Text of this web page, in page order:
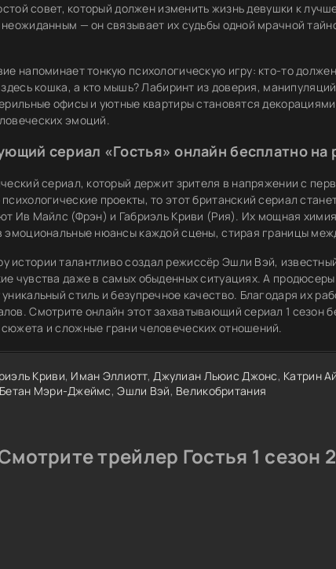
совет, который должен изменить жизнь девушки к
— он связывает их судьбы одной мрачной
напоминает тонкую психологическую игру: кто-то
кошка, а кто мышь? Лабиринт из доверия,
офисы и уютные квартиры становятся
эмоций.
сериал «Гостья» онлайн бесплатно на
сериал, который держит зрителя в напряжении с
проекты, то этот британский сериал
Ив Майлс (Фрэн) и Габриэль Криви (Рия). Их мощная
эмоциональные нюансы каждой сцены, стирая границы
истории талантливо создал режиссёр Эшли Вэй,
чувства даже в самых обыденных ситуациях. А
стиль и безупречное качество. Благодаря их
Смотрите онлайн этот захватывающий сериал 1 сезон
и сложные грани человеческих отношений.
Криви, Иман Эллиотт,Джулиан Льюис Джонс, Катрин
Бетан Мэри-Джеймс,Эшли Вэй, Великобритания
трейлер Гостья 1 сезон